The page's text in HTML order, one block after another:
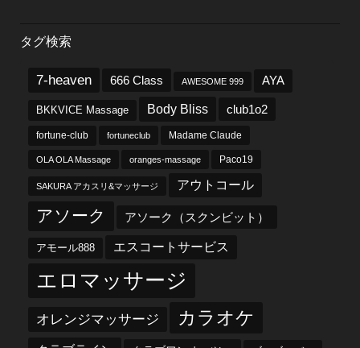
タグ検索
7-heaven 666 Class AWESOME 999 AYA
BKKVICE Massage Body Bliss club1o2
fortune-club fortuneclub Madame Claude
OLA OLA Massage oranges-massage Paco19
SAKURA アカスリ&マッサージ アウトコール
アソーク アソーク（スクンビット）
アモール888 エスコートサービス
エロマッサージ
オレンジマッサージ カラオケ